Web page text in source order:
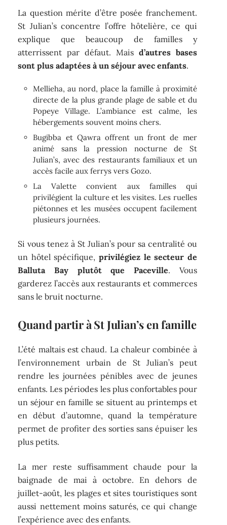
La question mérite d’être posée franchement.
St Julian’s concentre l’offre hôtelière, ce qui
explique que beaucoup de familles y
atterrissent par défaut. Mais d’autres bases
sont plus adaptées à un séjour avec enfants.
Mellieha, au nord, place la famille à proximité
directe de la plus grande plage de sable et du
Popeye Village. L’ambiance est calme, les
hébergements souvent moins chers.
Bugibba et Qawra offrent un front de mer
animé sans la pression nocturne de St
Julian’s, avec des restaurants familiaux et un
accès facile aux ferrys vers Gozo.
La Valette convient aux familles qui
privilégient la culture et les visites. Les ruelles
piétonnes et les musées occupent facilement
plusieurs journées.
Si vous tenez à St Julian’s pour sa centralité ou
un hôtel spécifique, privilégiez le secteur de
Balluta Bay plutôt que Paceville. Vous
garderez l’accès aux restaurants et commerces
sans le bruit nocturne.
Quand partir à St Julian’s en famille
L’été maltais est chaud. La chaleur combinée à
l’environnement urbain de St Julian’s peut
rendre les journées pénibles avec de jeunes
enfants. Les périodes les plus confortables pour
un séjour en famille se situent au printemps et
en début d’automne, quand la température
permet de profiter des sorties sans épuiser les
plus petits.
La mer reste suffisamment chaude pour la
baignade de mai à octobre. En dehors de
juillet-août, les plages et sites touristiques sont
aussi nettement moins saturés, ce qui change
l’expérience avec des enfants.